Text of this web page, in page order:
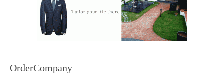
OrderCompany